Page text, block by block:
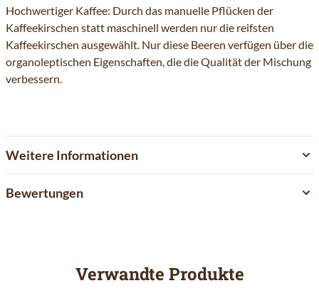
Hochwertiger Kaffee: Durch das manuelle Pflücken der
Kaffeekirschen statt maschinell werden nur die reifsten
Kaffeekirschen ausgewählt. Nur diese Beeren verfügen über die
organoleptischen Eigenschaften, die die Qualität der Mischung
verbessern.
Weitere Informationen
Bewertungen
Verwandte Produkte